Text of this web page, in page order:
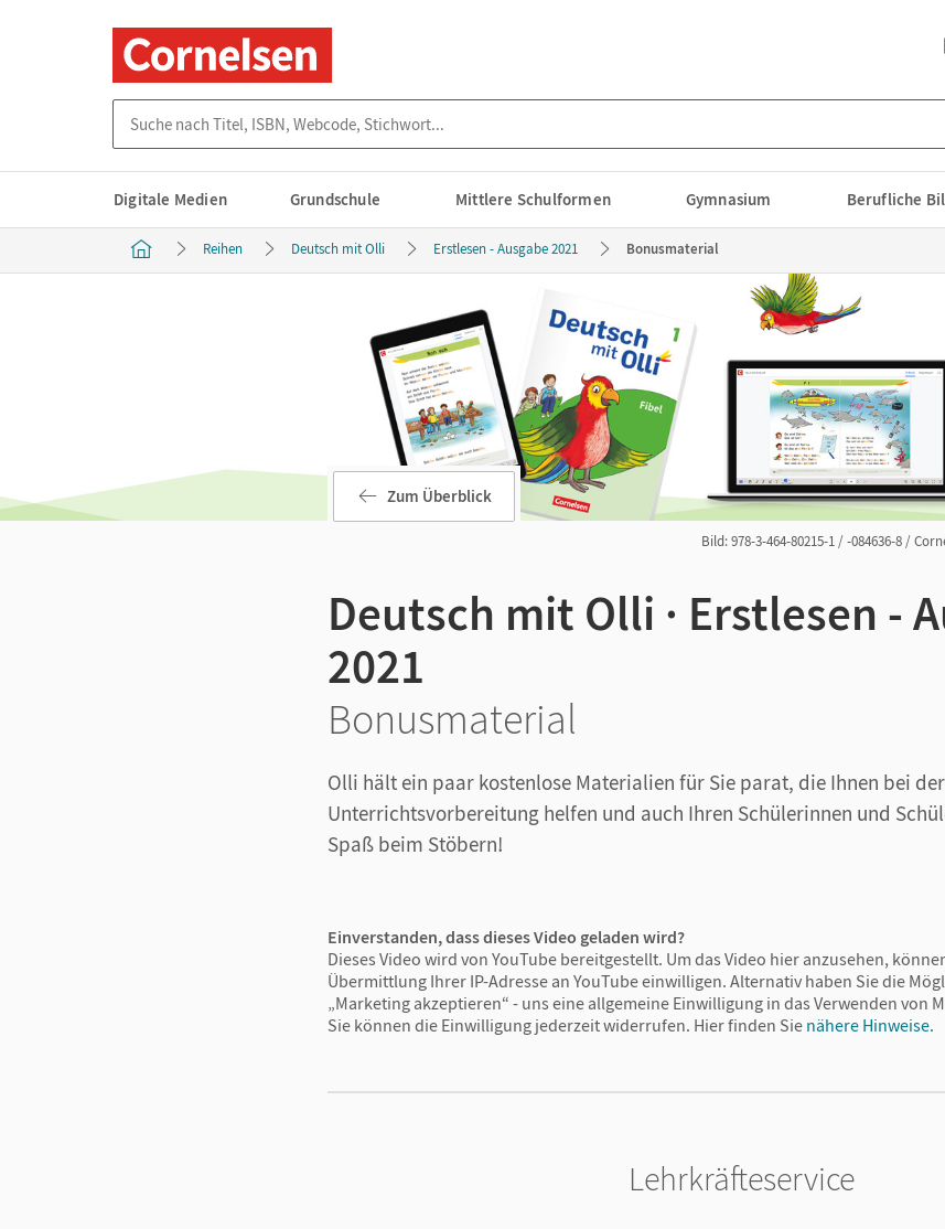
Digitale Medien Grundschule Mittlere Schulformen Gymnasium Berufliche
Reihen Deutsch mit Olli Erstlesen - Ausgabe 2021 Bonusmaterial
Bild: 978-3-464-80215-1 / -084636-8 /
Zum Überblick
Deutsch mit Olli · Erstlesen -
2021
Bonusmaterial
Olli hält ein paar kostenlose Materialien für Sie parat, die Ihnen bei der
Unterrichtsvorbereitung helfen und auch Ihren Schülerinnen und
Spaß beim Stöbern!
Einverstanden, dass dieses Video geladen wird?
Dieses Video wird von YouTube bereitgestellt. Um das Video hier anzusehen,
Übermittlung Ihrer IP-Adresse an YouTube einwilligen. Alternativ haben Sie die
„Marketing akzeptieren“ - uns eine allgemeine Einwilligung in das Verwenden von
Sie können die Einwilligung jederzeit widerrufen. Hier finden Sie nähere Hinweise.
Lehrkräfteservice